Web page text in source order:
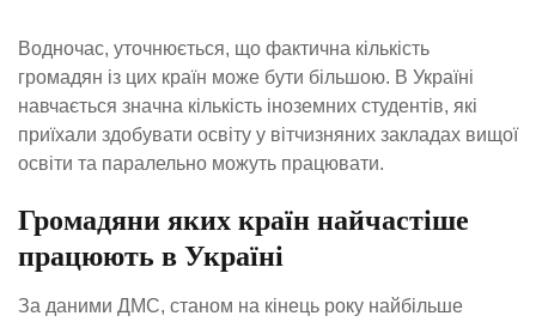
Водночас, уточнюється, що фактична кількість
громадян із цих країн може бути більшою. В Україні
навчається значна кількість іноземних студентів, які
приїхали здобувати освіту у вітчизняних закладах вищої
освіти та паралельно можуть працювати.
Громадяни яких країн найчастіше
працюють в Україні
За даними ДМС, станом на кінець року найбільше